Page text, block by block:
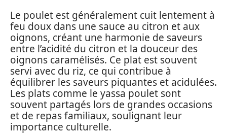
Le poulet est généralement cuit lentement à
feu doux dans une sauce au citron et aux
oignons, créant une harmonie de saveurs
entre l’acidité du citron et la douceur des
oignons caramélisés. Ce plat est souvent
servi avec du riz, ce qui contribue à
équilibrer les saveurs piquantes et acidulées.
Les plats comme le yassa poulet sont
souvent partagés lors de grandes occasions
et de repas familiaux, soulignant leur
importance culturelle.